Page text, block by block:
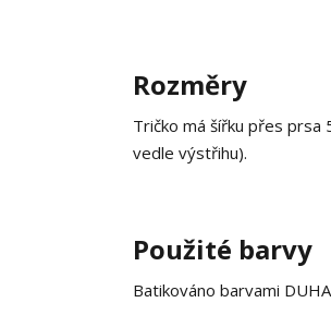
Rozměry
Tričko má šířku přes prsa
vedle výstřihu).
Použité barvy
Batikováno barvami